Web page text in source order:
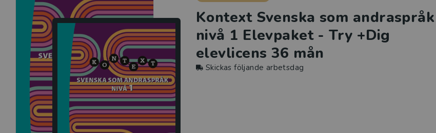
Kontext Svenska som andraspråk
nivå 1 Elevpaket - Try +Dig
elevlicens 36 mån
Skickas följande arbetsdag